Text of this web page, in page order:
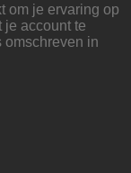
om je ervaring op
je account te
omschreven in